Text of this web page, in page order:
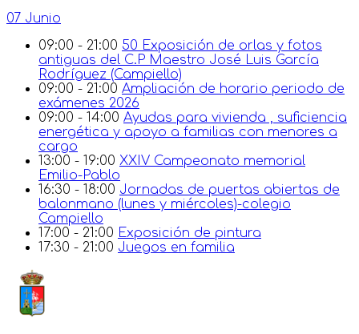
07 Junio
09:00 - 21:00 50 Exposición de orlas y fotos
antiguas del C.P Maestro José Luis García
Rodríguez (Campiello)
09:00 - 21:00 Ampliación de horario periodo de
exámenes 2026
09:00 - 14:00 Ayudas para vivienda , suficiencia
energética y apoyo a familias con menores a
cargo
13:00 - 19:00 XXIV Campeonato memorial
Emilio-Pablo
16:30 - 18:00 Jornadas de puertas abiertas de
balonmano (lunes y miércoles)-colegio
Campiello
17:00 - 21:00 Exposición de pintura
17:30 - 21:00 Juegos en familia